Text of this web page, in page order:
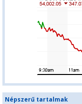
Népszerű tartalmak